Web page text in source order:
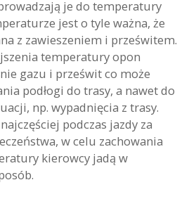
je do temperatury
jest o tyle ważna, że
z zawieszeniem i prześwitem.
temperatury opon
gazu i prześwit co może
podłogi do trasy, a nawet do
np. wypadnięcia z trasy.
podczas jazdy za
w celu zachowania
kierowcy jadą w